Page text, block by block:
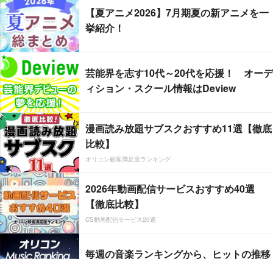
【夏アニメ2026】7月期夏の新アニメを一
挙紹介！
芸能界を志す10代～20代を応援！ オーデ
ィション・スクール情報はDeview
漫画読み放題サブスクおすすめ11選【徹底
比較】
オリコン顧客満足度ランキング
2026年動画配信サービスおすすめ40選
【徹底比較】
CS動画配信サービス20選
毎週の音楽ランキングから、ヒットの推移